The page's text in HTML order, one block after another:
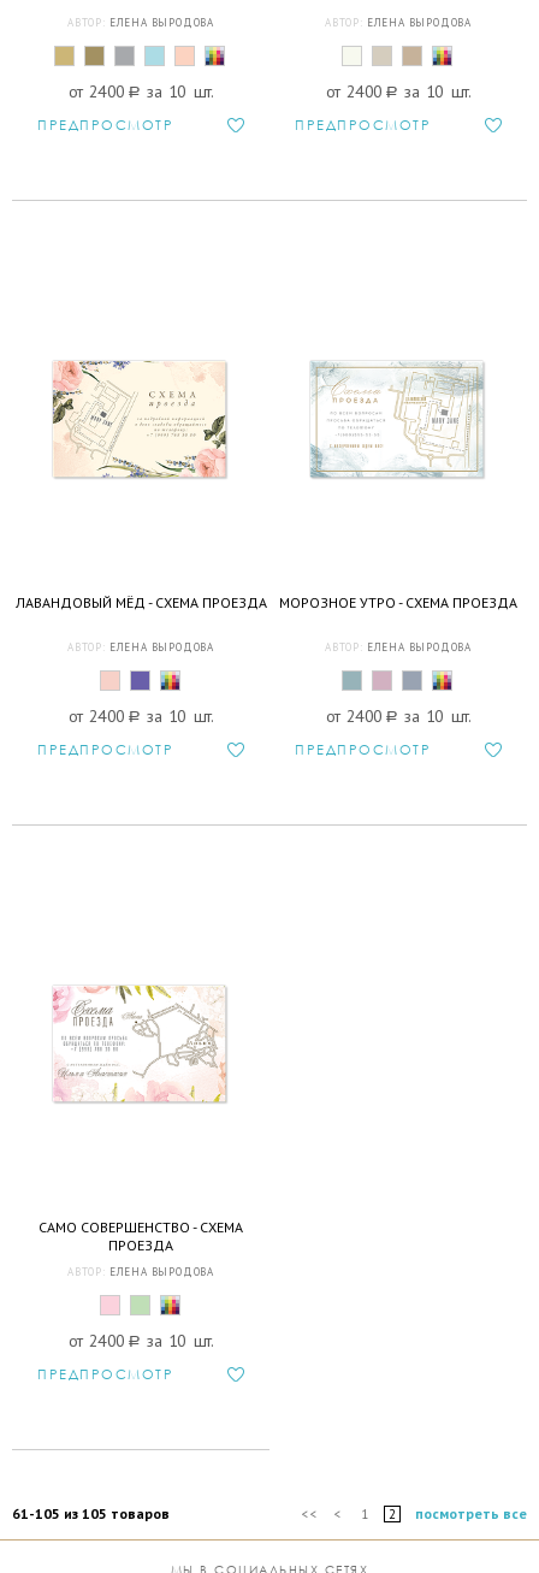
АВТОР: ЕЛЕНА ВЫРОДОВА
от 2400 a за 10 шт.
ПРЕДПРОСМОТР
АВТОР: ЕЛЕНА ВЫРОДОВА
от 2400 a за 10 шт.
ПРЕДПРОСМОТР
ЛАВАНДОВЫЙ МЁД - СХЕМА ПРОЕЗДА
АВТОР: ЕЛЕНА ВЫРОДОВА
от 2400 a за 10 шт.
ПРЕДПРОСМОТР
МОРОЗНОЕ УТРО - СХЕМА ПРОЕЗДА
АВТОР: ЕЛЕНА ВЫРОДОВА
от 2400 a за 10 шт.
ПРЕДПРОСМОТР
САМО СОВЕРШЕНСТВО - СХЕМА
ПРОЕЗДА
АВТОР: ЕЛЕНА ВЫРОДОВА
от 2400 a за 10 шт.
ПРЕДПРОСМОТР
61-105 из 105 товаров посмотреть все
<< < 1 2
МЫ В СОЦИАЛЬНЫХ СЕТЯХ